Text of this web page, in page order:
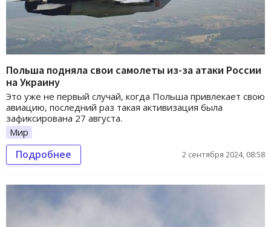
Польша подняла свои самолеты из-за атаки России
на Украину
Это уже не первый случай, когда Польша привлекает свою
авиацию, последний раз такая активизация была
зафиксирована 27 августа.
Мир
Подробнее 2 сентября 2024, 08:58